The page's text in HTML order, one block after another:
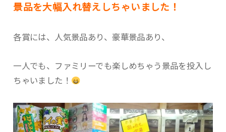
景品を大幅入れ替えしちゃいました！
各賞には、人気景品あり、豪華景品あり、
一人でも、ファミリーでも楽しめちゃう景品を投入し
ちゃいました！